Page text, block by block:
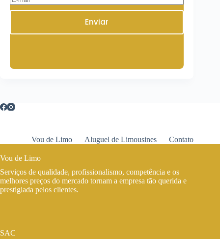
Enviar
Vou de Limo Aluguel de Limousines Contato
Vou de Limo
Serviços de qualidade, profissionalismo, competência e os
melhores preços do mercado tornam a empresa tão querida e
prestigiada pelos clientes.
SAC